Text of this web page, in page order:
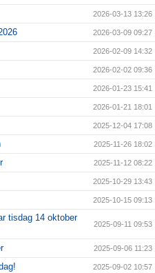
2026-03-13 13:26
2026-03-09 09:27
2026-02-09 14:32
2026-02-02 09:36
2026-01-23 15:41
2026-01-21 18:01
2025-12-04 17:08
2025-11-26 18:02
2025-11-12 08:22
2025-10-29 13:43
2025-10-15 09:13
tisdag 14 oktober
2025-09-11 09:53
2025-09-06 11:23
2025-09-02 10:57